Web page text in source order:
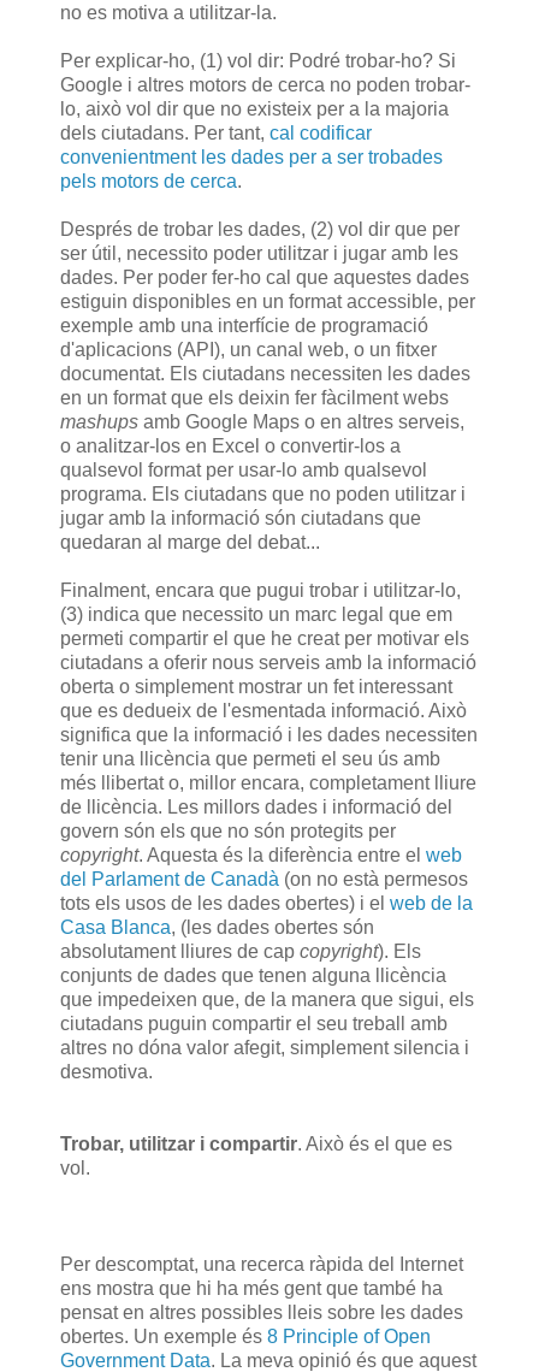
no es motiva a utilitzar-la.
Per explicar-ho, (1) vol dir: Podré trobar-ho? Si
Google i altres motors de cerca no poden trobar-
lo, això vol dir que no existeix per a la majoria
dels ciutadans. Per tant, cal codificar
convenientment les dades per a ser trobades
pels motors de cerca.
Després de trobar les dades, (2) vol dir que per
ser útil, necessito poder utilitzar i jugar amb les
dades. Per poder fer-ho cal que aquestes dades
estiguin disponibles en un format accessible, per
exemple amb una interfície de programació
d'aplicacions (API), un canal web, o un fitxer
documentat. Els ciutadans necessiten les dades
en un format que els deixin fer fàcilment webs
mashups amb Google Maps o en altres serveis,
o analitzar-los en Excel o convertir-los a
qualsevol format per usar-lo amb qualsevol
programa. Els ciutadans que no poden utilitzar i
jugar amb la informació són ciutadans que
quedaran al marge del debat...
Finalment, encara que pugui trobar i utilitzar-lo,
(3) indica que necessito un marc legal que em
permeti compartir el que he creat per motivar els
ciutadans a oferir nous serveis amb la informació
oberta o simplement mostrar un fet interessant
que es dedueix de l'esmentada informació. Això
significa que la informació i les dades necessiten
tenir una llicència que permeti el seu ús amb
més llibertat o, millor encara, completament lliure
de llicència. Les millors dades i informació del
govern són els que no són protegits per
copyright. Aquesta és la diferència entre el web
del Parlament de Canadà (on no està permesos
tots els usos de les dades obertes) i el web de la
Casa Blanca, (les dades obertes són
absolutament lliures de cap copyright). Els
conjunts de dades que tenen alguna llicència
que impedeixen que, de la manera que sigui, els
ciutadans puguin compartir el seu treball amb
altres no dóna valor afegit, simplement silencia i
desmotiva.
Trobar, utilitzar i compartir. Això és el que es
vol.
Per descomptat, una recerca ràpida del Internet
ens mostra que hi ha més gent que també ha
pensat en altres possibles lleis sobre les dades
obertes. Un exemple és 8 Principle of Open
Government Data. La meva opinió és que aquest